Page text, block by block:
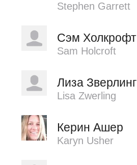
Stephen Garrett
Сэм Холкрофт
Sam Holcroft
Лиза Зверлинг
Lisa Zwerling
Керин Ашер
Karyn Usher